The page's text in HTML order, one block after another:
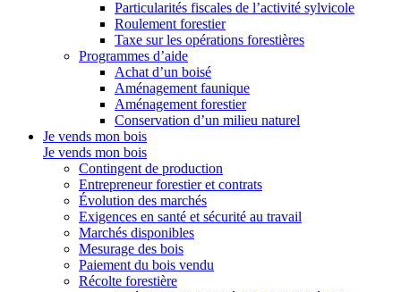
Particularités fiscales de l’activité sylvicole
Roulement forestier
Taxe sur les opérations forestières
Programmes d’aide
Achat d’un boisé
Aménagement faunique
Aménagement forestier
Conservation d’un milieu naturel
Je vends mon bois
Je vends mon bois
Contingent de production
Entrepreneur forestier et contrats
Évolution des marchés
Exigences en santé et sécurité au travail
Marchés disponibles
Mesurage des bois
Paiement du bois vendu
Récolte forestière